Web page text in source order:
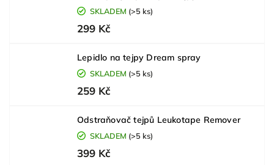
SKLADEM (>5 ks)
299 Kč
Lepidlo na tejpy Dream spray
SKLADEM (>5 ks)
259 Kč
Odstraňovač tejpů Leukotape Remover
SKLADEM (>5 ks)
399 Kč